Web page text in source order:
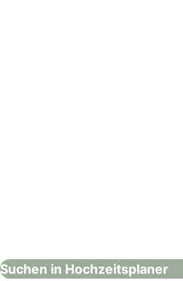
Suchen in Hochzeitsplaner